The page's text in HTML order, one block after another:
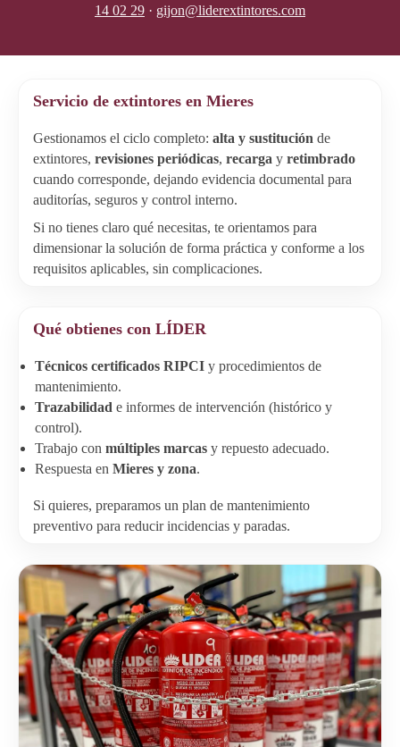
14 02 29 · gijon@liderextintores.com
Servicio de extintores en Mieres
Gestionamos el ciclo completo: alta y sustitución de
extintores, revisiones periódicas, recarga y retimbrado
cuando corresponde, dejando evidencia documental para
auditorías, seguros y control interno.
Si no tienes claro qué necesitas, te orientamos para
dimensionar la solución de forma práctica y conforme a los
requisitos aplicables, sin complicaciones.
Qué obtienes con LÍDER
Técnicos certificados RIPCI y procedimientos de
mantenimiento.
Trazabilidad e informes de intervención (histórico y
control).
Trabajo con múltiples marcas y repuesto adecuado.
Respuesta en Mieres y zona.
Si quieres, preparamos un plan de mantenimiento
preventivo para reducir incidencias y paradas.